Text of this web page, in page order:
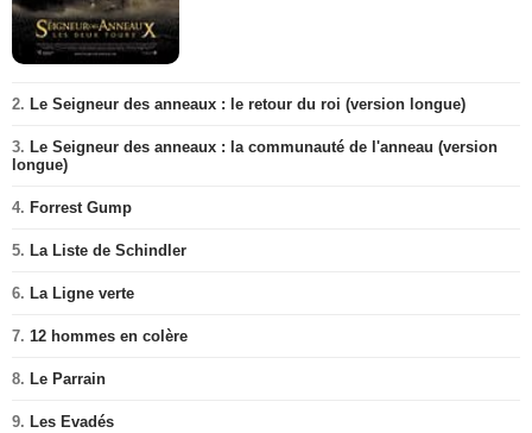
2. Le Seigneur des anneaux : le retour du roi (version longue)
3. Le Seigneur des anneaux : la communauté de l'anneau (version
longue)
4. Forrest Gump
5. La Liste de Schindler
6. La Ligne verte
7. 12 hommes en colère
8. Le Parrain
9. Les Evadés